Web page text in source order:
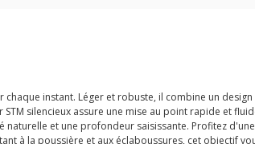
instant. Léger et robuste, il combine un
silencieux assure une mise au point rapide et
naturelle et une profondeur saisissante. Profitez
à la poussière et aux éclaboussures, cet objectif